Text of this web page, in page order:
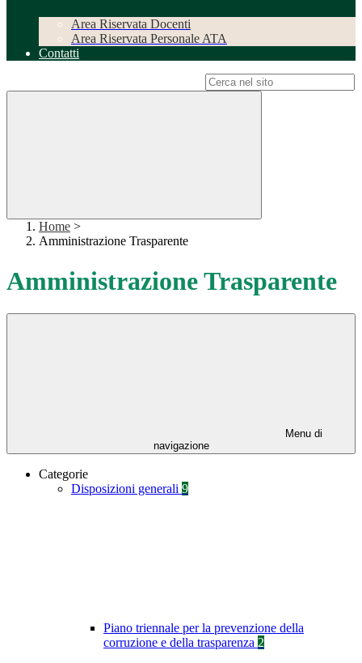
Area Riservata Docenti
Area Riservata Personale ATA
Contatti
Home >
Amministrazione Trasparente
Amministrazione Trasparente
Menu di
navigazione
Categorie
Disposizioni generali 9
Piano triennale per la prevenzione della
corruzione e della trasparenza 2